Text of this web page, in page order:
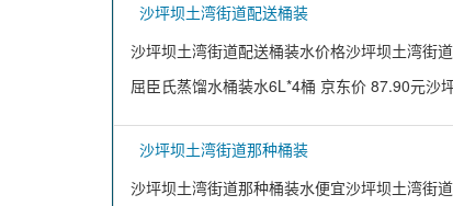
沙坪坝土湾街道配送桶装
沙坪坝土湾街道配送桶装水价格沙坪坝土湾街
屈臣氏蒸馏水桶装水6L*4桶 京东价 87.90元沙
沙坪坝土湾街道那种桶装
沙坪坝土湾街道那种桶装水便宜沙坪坝土湾街